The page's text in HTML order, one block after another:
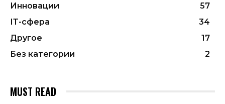
Инновации
57
ІТ-сфера
34
Другое
17
Без категории
2
MUST READ